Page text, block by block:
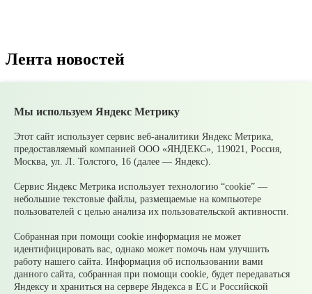
Лента новостей
07 августаВ Среднеуральске подвели итоги
07 августаОжидаются сильные ливни
05 августаСупруги могут получать социальные
налоговые вычеты за обучение и лечение друг друга
контролировать счета и избежать принудительного
взыскания
05 августаРассчитать налог по прогрессивной шкале
05 августаГроза приближается: как обезопасить себя и
своих близких?
Мы используем Яндекс Метрику
Этот сайт использует сервис веб-аналитики Яндекс Метрика,
предоставляемый компанией ООО «ЯНДЕКС», 119021, Россия,
Москва, ул. Л. Толстого, 16 (далее — Яндекс).
Сервис Яндекс Метрика использует технологию “cookie” —
небольшие текстовые файлы, размещаемые на компьютере
пользователей с целью анализа их пользовательской активности.
Собранная при помощи cookie информация не может
идентифицировать вас, однако может помочь нам улучшить
работу нашего сайта. Информация об использовании вами
данного сайта, собранная при помощи cookie, будет передаваться
Яндексу и храниться на сервере Яндекса в ЕС и Российской
© 2026 Официальный сайт Муниципального округа
Среднеуральск Свердловской области